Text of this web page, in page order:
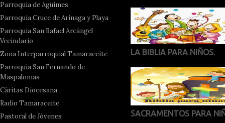
Parroquia de Agüimes
Parroquia Cruce de Arinaga y Playa
Parroquia San Rafael Arcángel
Vecindario
Zona Interparroquial Tamaraceite
Parroquia San Fernando de
Maspalomas
Cáritas Diocesana
Radio Tamaraceite
Pastoral de Jóvenes
LA BIBLIA PARA NIÑOS.
SACRAMENTOS PARA